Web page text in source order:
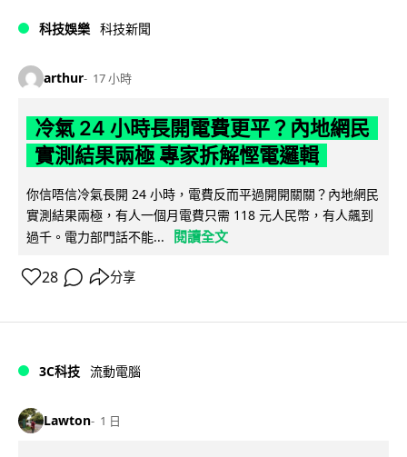
科技娛樂 科技新聞
arthur 17 小時
冷氣 24 小時長開電費更平？內地網民
實測結果兩極 專家拆解慳電邏輯
你信唔信冷氣長開 24 小時，電費反而平過開開關關？內地網民
實測結果兩極，有人一個月電費只需 118 元人民幣，有人飆到
過千。電力部門話不能...
閱讀全文
28 分享
3C科技 流動電腦
Lawton 1 日